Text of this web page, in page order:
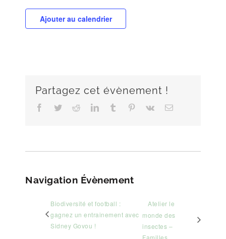
Ajouter au calendrier
Partagez cet évènement !
Facebook
TwitterRedditLinkedInTumblr Pinterest
Vk Email
Navigation Évènement
Biodiversité et football :
gagnez un entrainement avec
Sidney Govou !
Atelier le
monde des
insectes –